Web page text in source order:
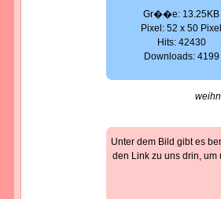
Gr��e: 13.25KB
Pixel: 52 x 50
Hits: 42430
Downloads: 4199
Unter dem Bild gibt es
den Link zu uns drin,